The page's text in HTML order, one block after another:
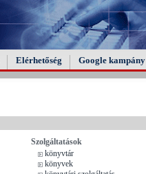
Elérhetőség Google kampány
Szolgáltatások
könyvtár
könyvek